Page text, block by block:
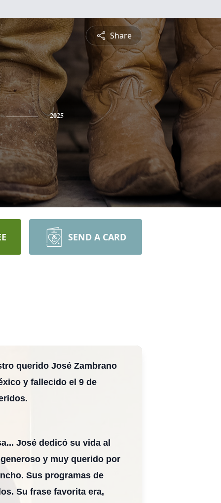
Share
2025
SEND A CARD
querido José Zambrano
y fallecido el 9 de
José dedicó su vida al
y muy querido por
Sus programas de
Su frase favorita era,